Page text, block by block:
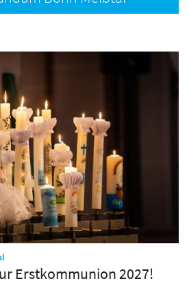
Erstkommunion 2027!